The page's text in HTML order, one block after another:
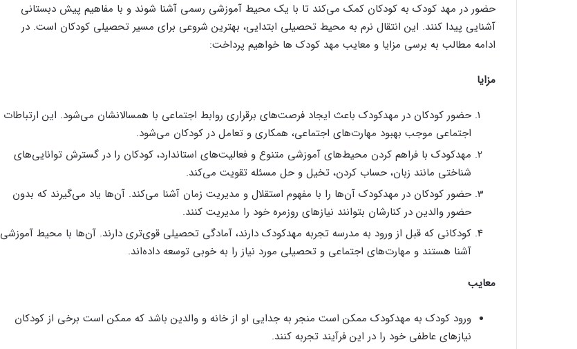
حضور در مهد کودک به کودکان کمک می‌کند تا با یک محیط آموزشی رسمی آشنا شوند و با مفاهیم پیش دبستانی
آشنایی پیدا کنند. این انتقال نرم به محیط تحصیلی ابتدایی، بهترین شروعی برای مسیر تحصیلی کودکان است. در
ادامه مطالب به برسی مزایا و معایب مهد کودک ها خواهیم پرداخت:
مزایا
حضور کودکان در مهدکودک باعث ایجاد فرصت‌های برقراری روابط اجتماعی با همسالانشان می‌شود. این ارتباطات
اجتماعی موجب بهبود مهارت‌های اجتماعی، همکاری و تعامل در کودکان می‌شود.
مهدکودک با فراهم کردن محیط‌های آموزشی متنوع و فعالیت‌های استاندارد، کودکان را در گسترش توانایی‌های
شناختی مانند زبان، حساب کردن، تخیل و حل مسئله تقویت می‌کند.
حضور کودکان در مهدکودک آن‌ها را با مفهوم استقلال و مدیریت زمان آشنا می‌کند. آن‌ها یاد می‌گیرند که بدون
حضور والدین در کنارشان بتوانند نیازهای روزمره خود را مدیریت کنند.
کودکانی که قبل از ورود به مدرسه تجربه مهدکودک دارند، آمادگی تحصیلی قوی‌تری دارند. آن‌ها با محیط آموزشی
آشنا هستند و مهارت‌های اجتماعی و تحصیلی مورد نیاز را به خوبی توسعه داده‌اند.
معایب
ورود کودک به مهدکودک ممکن است منجر به جدایی او از خانه و والدین باشد که ممکن است برخی از کودکان
نیازهای عاطفی خود را در این فرآیند تجربه کنند.